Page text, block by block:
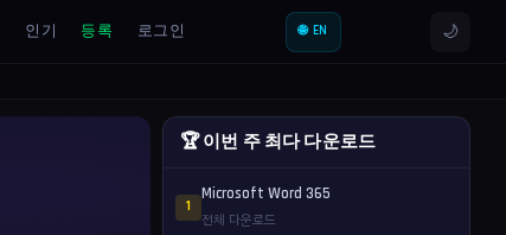
인기 등록 로그인 🌐 EN 🌙
🏆 이번 주 최다 다운로드
1
Microsoft Word 365
전체 다운로드